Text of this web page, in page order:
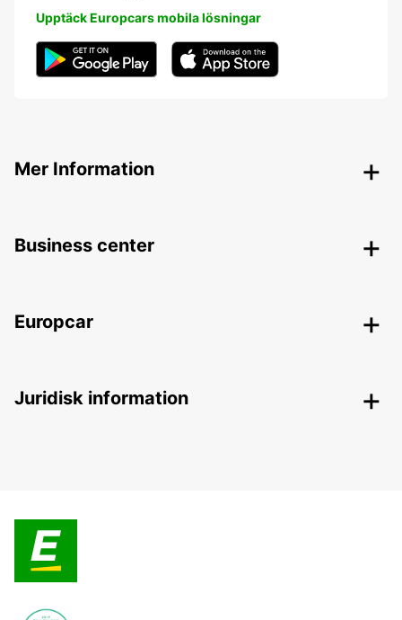
Upptäck Europcars mobila lösningar
Mer Information
Business center
Europcar
Juridisk information